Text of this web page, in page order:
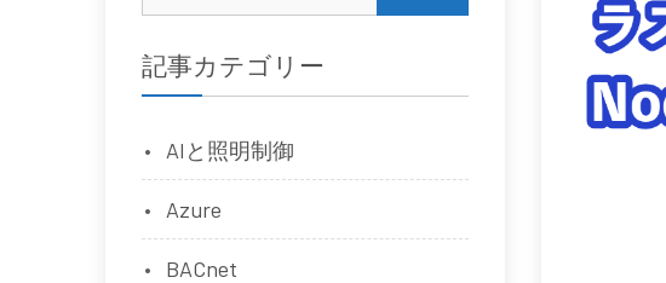
記事カテゴリー
AIと照明制御
Azure
BACnet